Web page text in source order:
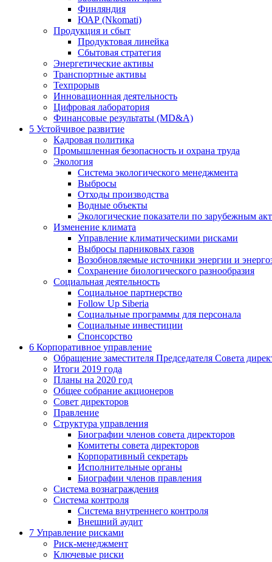
Финляндия
ЮАР (Nkomati)
Продукция и сбыт
Продуктовая линейка
Сбытовая стратегия
Энергетические активы
Транспортные активы
Техпрорыв
Инновационная деятельность
Цифровая лаборатория
Финансовые результаты (MD&A)
5 Устойчивое развитие
Кадровая политика
Промышленная безопасность и охрана труда
Экология
Система экологического менеджмента
Выбросы
Отходы производства
Водные объекты
Экологические показатели по зарубежным
Изменение климата
Управление климатическими рисками
Выбросы парниковых газов
Возобновляемые источники энергии и
Сохранение биологического разнообразия
Социальная деятельность
Социальное партнерство
Follow Up Siberia
Социальные программы для персонала
Социальные инвестиции
Спонсорство
6 Корпоративное управление
Обращение заместителя Председателя Совета
Итоги 2019 года
Планы на 2020 год
Общее собрание акционеров
Совет директоров
Правление
Структура управления
Биографии членов совета директоров
Комитеты совета директоров
Корпоративный секретарь
Исполнительные органы
Биографии членов правления
Система вознаграждения
Система контроля
Система внутреннего контроля
Внешний аудит
7 Управление рисками
Риск-менеджмент
Ключевые риски